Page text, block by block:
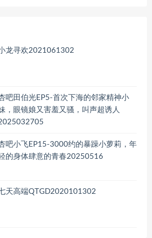
龙寻欢2021061302
吧田伯光EP5-首次下海的邻家精神小
，眼镜娘又害羞又骚，叫声超诱人
吧小飞EP15-3000约的暴躁小萝莉，年
的身体肆意的青春20250516
天高端QTGD2020101302